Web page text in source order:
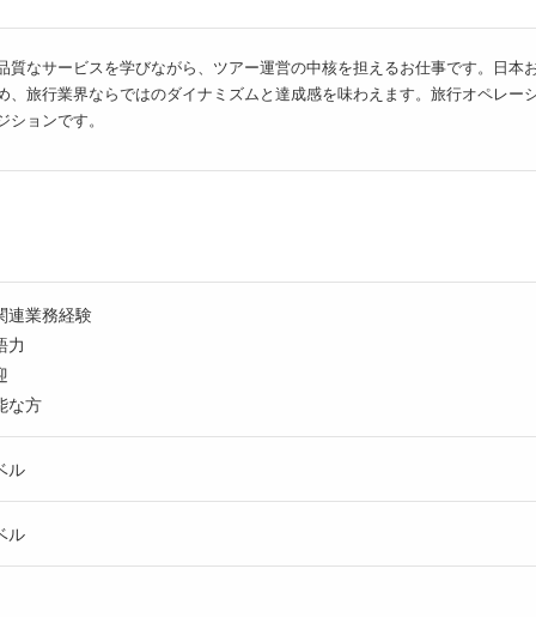
なサービスを学びながら、ツアー運営の中核を担えるお仕事です。日
旅行業界ならではのダイナミズムと達成感を味わえます。旅行オペレ
ョンです。
連業務経験
力
な方
ル
ル